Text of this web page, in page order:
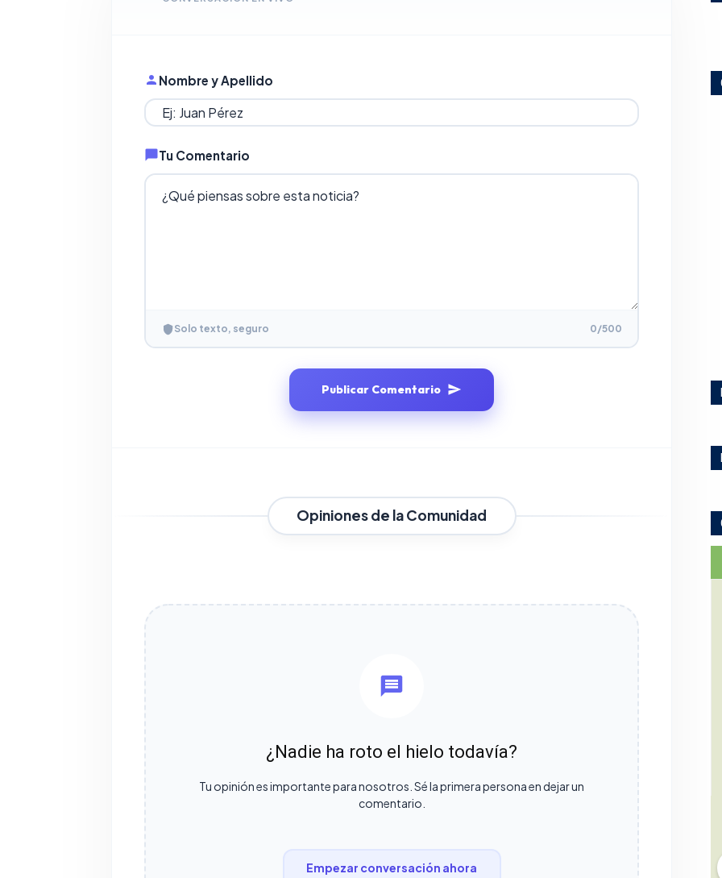
Nombre y Apellido
Tu Comentario
Solo texto, seguro 0/500
Publicar Comentario
Opiniones de la Comunidad
¿Nadie ha roto el hielo todavía?
Tu opinión es importante para nosotros. Sé la primera persona en dejar un
comentario.
Empezar conversación ahora